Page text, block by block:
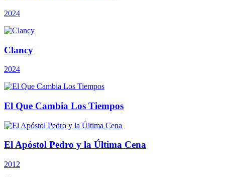
2024
Clancy
2024
El Que Cambia Los Tiempos
El Apóstol Pedro y la Última Cena
2012